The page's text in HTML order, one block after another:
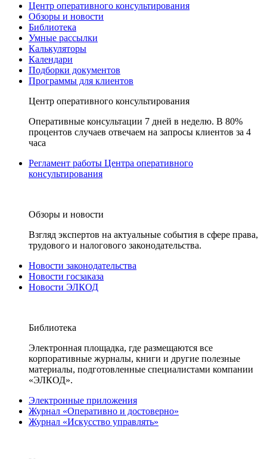
Центр оперативного консультирования
Обзоры и новости
Библиотека
Умные рассылки
Калькуляторы
Календари
Подборки документов
Программы для клиентов
Центр оперативного консультирования
Оперативные консультации 7 дней в неделю. В 80%
процентов случаев отвечаем на запросы клиентов за 4
часа
Регламент работы Центра оперативного
консультирования
Обзоры и новости
Взгляд экспертов на актуальные события в сфере права,
трудового и налогового законодательства.
Новости законодательства
Новости госзаказа
Новости ЭЛКОД
Библиотека
Электронная площадка, где размещаются все
корпоративные журналы, книги и другие полезные
материалы, подготовленные специалистами компании
«ЭЛКОД».
Электронные приложения
Журнал «Оперативно и достоверно»
Журнал «Искусство управлять»